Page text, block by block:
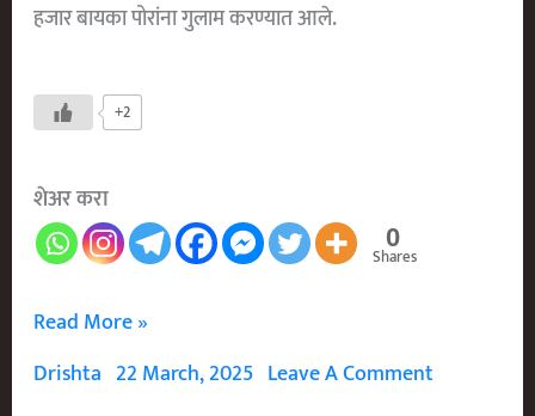
हजार बायका पोरांना गुलाम करण्यात आले.
+2
शेअर करा
0
Shares
कोहिनूर
हिरा
Read More »
Drishta 22 March, 2025 Leave A Comment